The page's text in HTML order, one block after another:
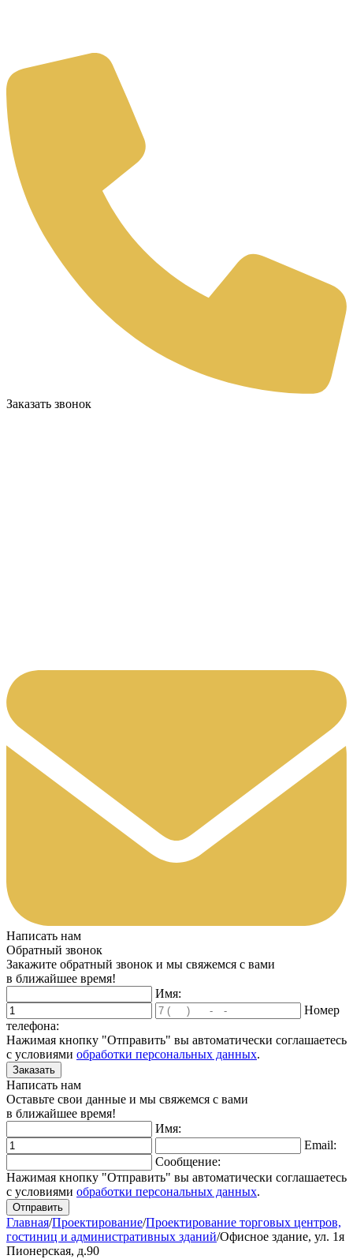
Заказать звонок
Написать нам
Обратный звонок
Закажите обратный звонок и мы свяжемся с вами
в ближайшее время!
Имя:
Номер
телефона:
Нажимая кнопку "Отправить" вы автоматически соглашаетесь
с условиями обработки персональных данных.
Написать нам
Оставьте свои данные и мы свяжемся с вами
в ближайшее время!
Имя:
Email:
Сообщение:
Нажимая кнопку "Отправить" вы автоматически соглашаетесь
с условиями обработки персональных данных.
Главная/Проектирование/Проектирование торговых центров,
гостиниц и административных зданий/Офисное здание, ул. 1я
Пионерская, д.90